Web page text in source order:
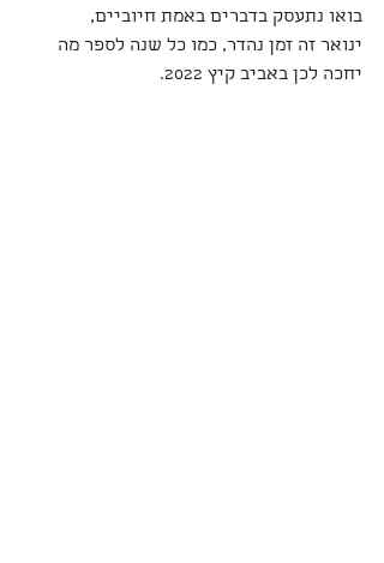
בואו נתעסק בדברים באמת חיוביים,
ינואר זה זמן נהדר, כמו כל שנה לספר מה
יחכה לכן באביב קיץ 2022.